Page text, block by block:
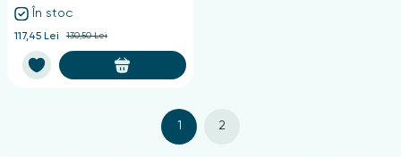
În stoc
117,45 Lei 130,50 Lei
1 2